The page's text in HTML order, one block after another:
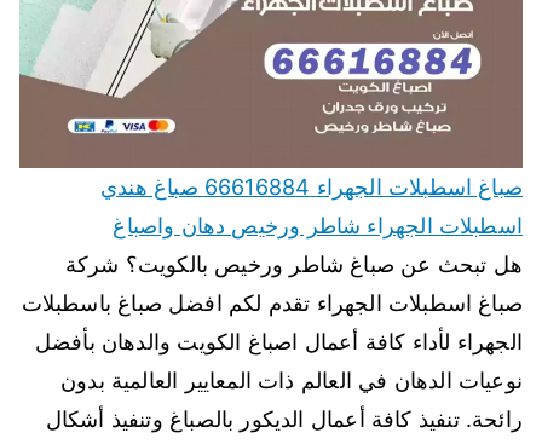
صباغ اسطبلات الجهراء 66616884 صباغ هندي
اسطبلات الجهراء شاطر ورخيص دهان واصباغ
هل تبحث عن صباغ شاطر ورخيص بالكويت؟ شركة
صباغ اسطبلات الجهراء تقدم لكم افضل صباغ باسطبلات
الجهراء لأداء كافة أعمال اصباغ الكويت والدهان بأفضل
نوعيات الدهان في العالم ذات المعايير العالمية بدون
رائحة. تنفيذ كافة أعمال الديكور بالصباغ وتنفيذ أشكال